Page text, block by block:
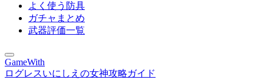
よく使う防具
ガチャまとめ
武器評価一覧
GameWith
ログレスいにしえの女神攻略ガイド